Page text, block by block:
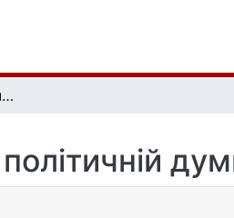
Євроскептицизм у сучасній західній політичній думці